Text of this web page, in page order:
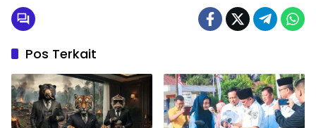
Pos Terkait